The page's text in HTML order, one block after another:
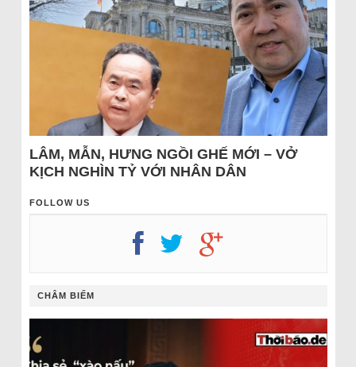
LÂM, MẪN, HƯNG NGỒI GHẾ MỚI – VỞ
KỊCH NGHÌN TỶ VỚI NHÂN DÂN
FOLLOW US
CHÂM BIẾM